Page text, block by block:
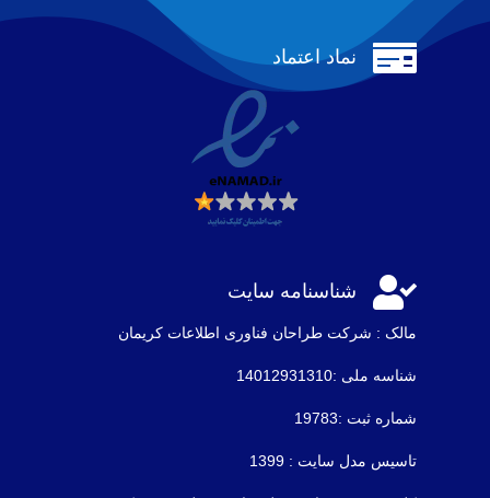
 نماد اعتماد
 شناسنامه سایت
مالک : شرکت طراحان فناوری اطلاعات كريمان
شناسه ملی :14012931310
شماره ثبت :19783
تاسیس مدل سایت : 1399